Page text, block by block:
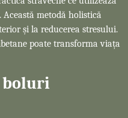
metodă holistică
și la reducerea stresului.
poate transforma viața
boluri